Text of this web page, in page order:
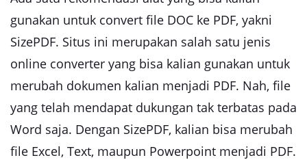
gunakan untuk convert file DOC ke PDF, yakni
SizePDF. Situs ini merupakan salah satu jenis
online converter yang bisa kalian gunakan untuk
merubah dokumen kalian menjadi PDF. Nah, file
yang telah mendapat dukungan tak terbatas pada
Word saja. Dengan SizePDF, kalian bisa merubah
file Excel, Text, maupun Powerpoint menjadi PDF.